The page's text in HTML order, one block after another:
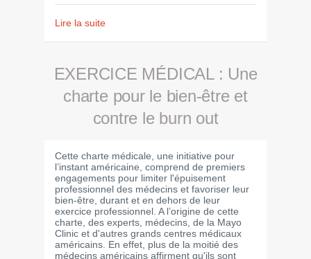
Lire la suite
EXERCICE MÉDICAL : Une
charte pour le bien-être et
contre le burn out
Cette charte médicale, une initiative pour
l’instant américaine, comprend de premiers
engagements pour limiter l'épuisement
professionnel des médecins et favoriser leur
bien-être, durant et en dehors de leur
exercice professionnel. A l’origine de cette
charte, des experts, médecins, de la Mayo
Clinic et d'autres grands centres médicaux
américains. En effet, plus de la moitié des
médecins américains affirment qu'ils sont